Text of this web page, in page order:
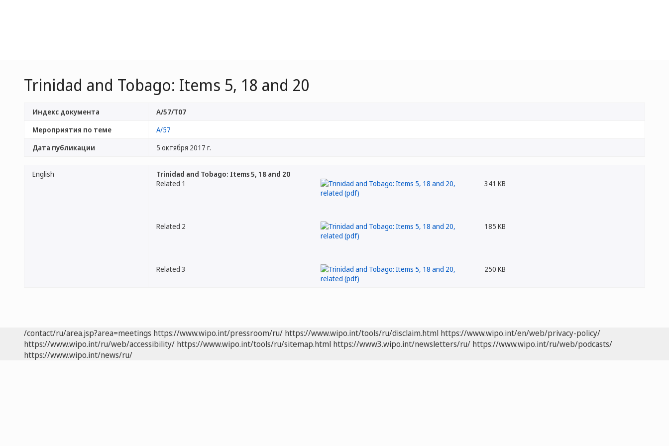
Trinidad and Tobago: Items 5, 18 and 20
Индекс документа
A/57/T07
Мероприятия по теме
A/57
Дата публикации
5 октября 2017 г.
English
Trinidad and Tobago: Items 5, 18 and 20
Related 1
341 KB
Related 2 185 KB
Related 3 250 KB
/contact/ru/area.jsp?area=meetings https://www.wipo.int/pressroom/ru/ https://www.wipo.int/tools/ru/disclaim.html https://www.wipo.int/en/web/privacy-policy/
https://www.wipo.int/ru/web/accessibility/ https://www.wipo.int/tools/ru/sitemap.html https://www3.wipo.int/newsletters/ru/ https://www.wipo.int/ru/web/podcasts/
https://www.wipo.int/news/ru/